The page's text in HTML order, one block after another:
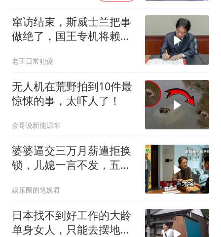
窜访结束，斯威士兰把事
做绝了，国王专机将赖清
老王日常犯傻
无人机在荒野拍到10件最
惊悚的事，太吓人了！
金哥说新能源车
婆婆逼交三万月薪遭拒换
锁，儿媳一言不发，五天
娱乐圈的笔娱君
日本找不到好工作的大龄
单身女人，只能去摆地